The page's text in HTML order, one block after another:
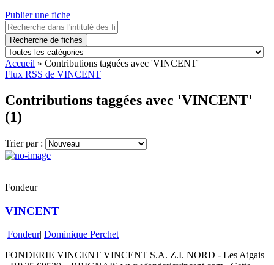
Publier une fiche
Recherche de fiches
Accueil » Contributions taguées avec 'VINCENT'
Flux RSS de VINCENT
Contributions taggées avec 'VINCENT'
(1)
Trier par :
Fondeur
VINCENT
Fondeur| Dominique Perchet
FONDERIE VINCENT VINCENT S.A. Z.I. NORD - Les Aigais